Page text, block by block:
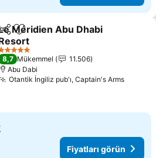
Favorilerime ekle
Méridien Abu Dhabi
Yıldız
8,7 Mükemmel
11.506
Abu Dabi
Otantik İngiliz pub'ı, Captain's Arms
Fiyatları görün